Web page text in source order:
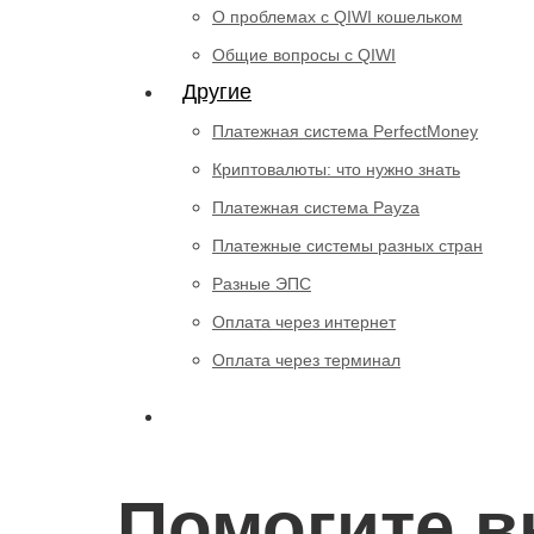
О проблемах с QIWI кошельком
Общие вопросы с QIWI
Другие
Платежная система PerfectMoney
Криптовалюты: что нужно знать
Платежная система Payza
Платежные системы разных стран
Разные ЭПС
Оплата через интернет
Оплата через терминал